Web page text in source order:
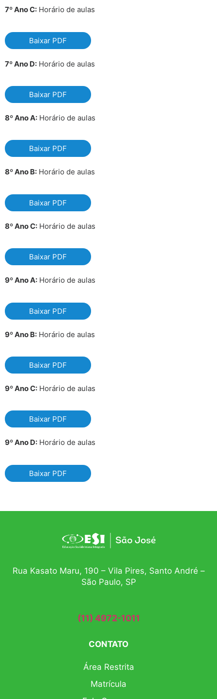
7º Ano C: Horário de aulas
Baixar PDF
7º Ano D: Horário de aulas
Baixar PDF
8º Ano A: Horário de aulas
Baixar PDF
8º Ano B: Horário de aulas
Baixar PDF
8º Ano C: Horário de aulas
Baixar PDF
9º Ano A: Horário de aulas
Baixar PDF
9º Ano B: Horário de aulas
Baixar PDF
9º Ano C: Horário de aulas
Baixar PDF
9º Ano D: Horário de aulas
Baixar PDF
Rua Kasato Maru, 190 – Vila Pires, Santo André –
São Paulo, SP
(11) 4972-1011
CONTATO
Área Restrita
Matrícula